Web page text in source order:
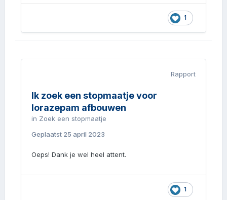
1
Rapport
Ik zoek een stopmaatje voor
lorazepam afbouwen
in Zoek een stopmaatje
Geplaatst 25 april 2023
Oeps! Dank je wel heel attent.
1